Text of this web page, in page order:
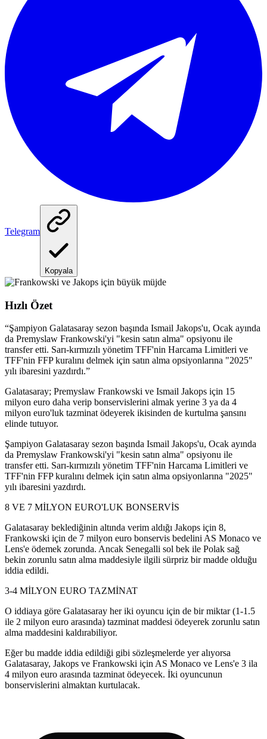
Telegram
Kopyala
Hızlı Özet
“Şampiyon Galatasaray sezon başında Ismail Jakops'u, Ocak ayında
da Premyslaw Frankowski'yi "kesin satın alma" opsiyonu ile
transfer etti. Sarı-kırmızılı yönetim TFF'nin Harcama Limitleri ve
TFF'nin FFP kuralını delmek için satın alma opsiyonlarına "2025"
yılı ibaresini yazdırdı.”
Galatasaray; Premyslaw Frankowski ve Ismail Jakops için 15
milyon euro daha verip bonservislerini almak yerine 3 ya da 4
milyon euro'luk tazminat ödeyerek ikisinden de kurtulma şansını
elinde tutuyor.
Şampiyon Galatasaray sezon başında Ismail Jakops'u, Ocak ayında
da Premyslaw Frankowski'yi "kesin satın alma" opsiyonu ile
transfer etti. Sarı-kırmızılı yönetim TFF'nin Harcama Limitleri ve
TFF'nin FFP kuralını delmek için satın alma opsiyonlarına "2025"
yılı ibaresini yazdırdı.
8 VE 7 MİLYON EURO'LUK BONSERVİS
Galatasaray beklediğinin altında verim aldığı Jakops için 8,
Frankowski için de 7 milyon euro bonservis bedelini AS Monaco ve
Lens'e ödemek zorunda. Ancak Senegalli sol bek ile Polak sağ
bekin zorunlu satın alma maddesiyle ilgili sürpriz bir madde olduğu
iddia edildi.
3-4 MİLYON EURO TAZMİNAT
O iddiaya göre Galatasaray her iki oyuncu için de bir miktar (1-1.5
ile 2 milyon euro arasında) tazminat maddesi ödeyerek zorunlu satın
alma maddesini kaldırabiliyor.
Eğer bu madde iddia edildiği gibi sözleşmelerde yer alıyorsa
Galatasaray, Jakops ve Frankowski için AS Monaco ve Lens'e 3 ila
4 milyon euro arasında tazminat ödeyecek. İki oyuncunun
bonservislerini almaktan kurtulacak.